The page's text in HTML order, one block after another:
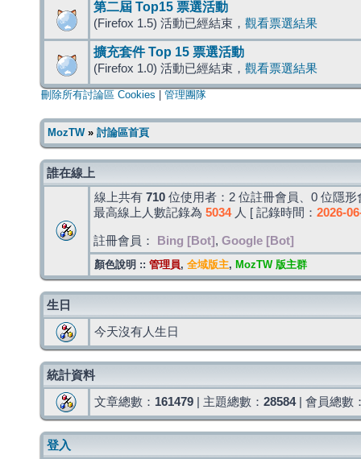
第二屆 Top15 票選活動
(Firefox 1.5) 活動已經結束， 觀看票選結果
擴充套件 Top 15 票選活動
(Firefox 1.0) 活動已經結束， 觀看票選結果
刪除所有討論區 Cookies 管理團隊
MozTW» 討論區首頁
誰在線上
線上共有 710 位使用者：2 位註冊會員、0 位隱
最高線上人數記錄為 5034人 [ 記錄時間： 2026-
註冊會員： Bing [Bot] , Google [Bot]
顏色說明 :: 管理員, 全域版主, MozTW 版主群
生日
今天沒有人生日
統計資料
文章總數： 161479 | 主題總數： 28584| 會員總數
登入